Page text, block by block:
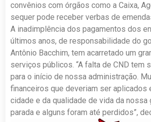
convênios com órgãos como a Caixa,
sequer pode receber verbas de
A inadimplência dos pagamentos dos
últimos anos, de responsabilidade do
Antônio Bacchim, tem acarretado um
serviços públicos. “A falta de CND tem
para o início de nossa administração.
financeiros que deveriam ser aplicados
cidade e da qualidade de vida da nossa
parada e alguns foram até perdidos”,